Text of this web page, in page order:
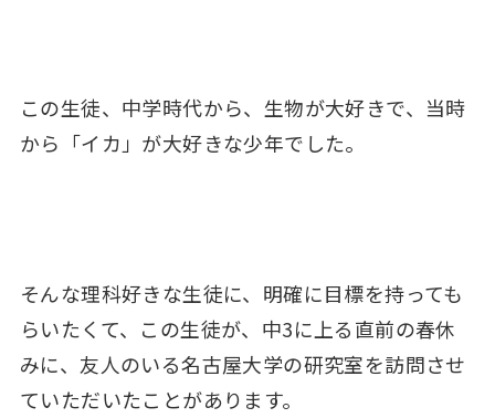
この生徒、中学時代から、生物が大好きで、当時
から「イカ」が大好きな少年でした。
そんな理科好きな生徒に、明確に目標を持っても
らいたくて、この生徒が、中3に上る直前の春休
みに、友人のいる名古屋大学の研究室を訪問させ
ていただいたことがあります。